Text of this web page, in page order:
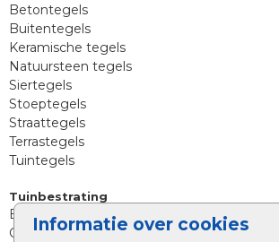
Informatie over cookies
Betontegels
Buitentegels
Keramische tegels
Natuursteen tegels
Siertegels
Stoeptegels
Straattegels
Terrastegels
Tuintegels
Tuinbestrating
Betonklinkers
Gebakken bestrating